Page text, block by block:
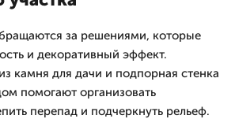
за решениями, которые
и декоративный эффект.
камня для дачи и подпорная стенка
помогают организовать
перепад и подчеркнуть рельеф.